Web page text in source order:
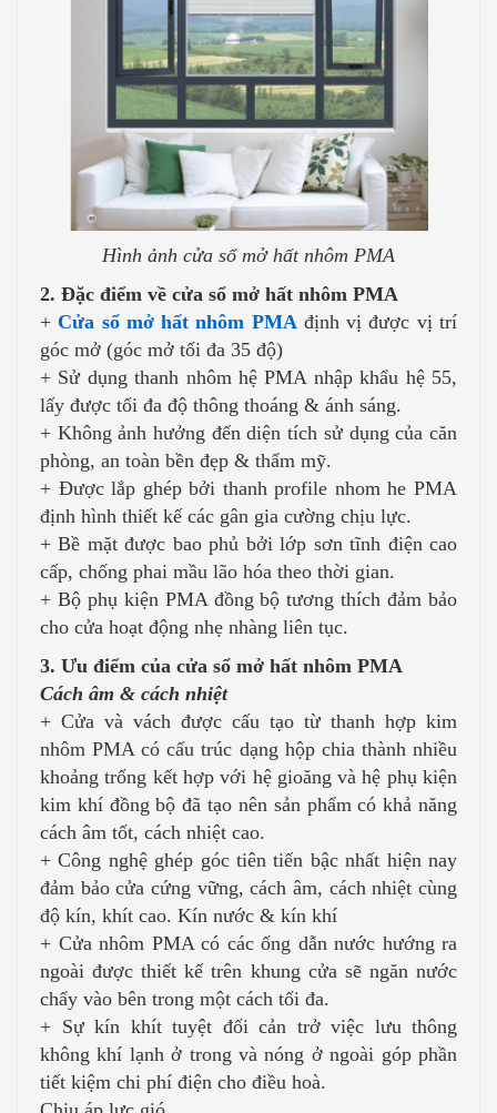
Hình ảnh cửa sổ mở hất nhôm PMA
2. Đặc điểm về cửa sổ mở hất nhôm PMA
+ Cửa sổ mở hất nhôm PMAđịnh vị được vị trí
góc mở (góc mở tối đa 35 độ)
+ Sử dụng thanh nhôm hệ PMA nhập khẩu hệ 55,
lấy được tối đa độ thông thoáng & ánh sáng.
+ Không ảnh hưởng đến diện tích sử dụng của căn
phòng, an toàn bền đẹp & thẩm mỹ.
+ Được lắp ghép bởi thanh profile nhom he PMA
định hình thiết kế các gân gia cường chịu lực.
+ Bề mặt được bao phủ bởi lớp sơn tĩnh điện cao
cấp, chống phai mầu lão hóa theo thời gian.
+ Bộ phụ kiện PMA đồng bộ tương thích đảm bảo
cho cửa hoạt động nhẹ nhàng liên tục.
3. Ưu điểm của cửa sổ mở hất nhôm PMA
Cách âm & cách nhiệt
+ Cửa và vách được cấu tạo từ thanh hợp kim
nhôm PMA có cấu trúc dạng hộp chia thành nhiều
khoảng trống kết hợp với hệ gioăng và hệ phụ kiện
kim khí đồng bộ đã tạo nên sản phẩm có khả năng
cách âm tốt, cách nhiệt cao.
+ Công nghệ ghép góc tiên tiến bậc nhất hiện nay
đảm bảo cửa cứng vững, cách âm, cách nhiệt cùng
độ kín, khít cao. Kín nước & kín khí
+ Cửa nhôm PMA có các ống dẫn nước hướng ra
ngoài được thiết kế trên khung cửa sẽ ngăn nước
chẩy vào bên trong một cách tối đa.
+ Sự kín khít tuyệt đối cản trở việc lưu thông
không khí lạnh ở trong và nóng ở ngoài góp phần
tiết kiệm chi phí điện cho điều hoà.